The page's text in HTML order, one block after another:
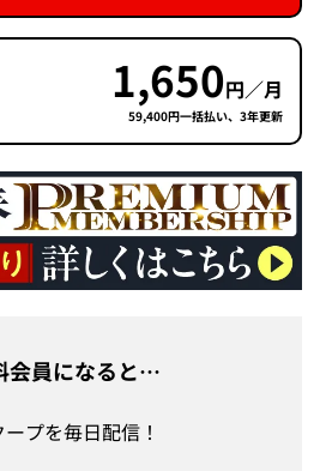
1,650円／月
59,400円一括払い、3年更新
会員になると…
プを毎日配信！